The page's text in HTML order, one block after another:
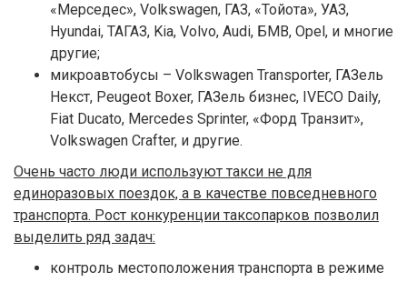
«Мерседес», Volkswagen, ГАЗ, «Тойота», УАЗ,
Hyundai, ТАГАЗ, Kia, Volvo, Audi, БМВ, Opel, и многие
другие;
микроавтобусы – Volkswagen Transporter, ГАЗель
Некст, Peugeot Boxer, ГАЗель бизнес, IVECO Daily,
Fiat Ducato, Mercedes Sprinter, «Форд Транзит»,
Volkswagen Crafter, и другие.
Очень часто люди используют такси не для
единоразовых поездок, а в качестве повседневного
транспорта. Рост конкуренции таксопарков позволил
выделить ряд задач:
контроль местоположения транспорта в режиме